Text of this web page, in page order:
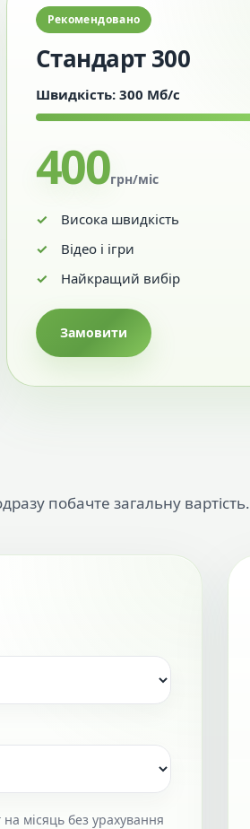
Рекомендовано
Стандарт 300
Швидкість: 300 Мб/с
400грн/міс
Висока швидкість
Відео і ігри
Найкращий вибір
Замовити
побачте загальну вартість.
місяць без урахування